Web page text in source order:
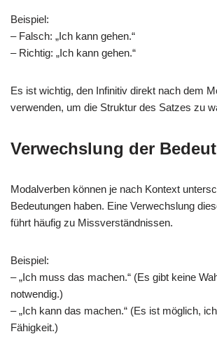
Beispiel:
– Falsch: „Ich kann gehen.“
– Richtig: „Ich kann gehen.“
Es ist wichtig, den Infinitiv direkt nach dem
verwenden, um die Struktur des Satzes zu
Verwechslung der
Modalverben können je nach Kontext
Bedeutungen haben. Eine Verwechslung
führt häufig zu Missverständnissen.
Beispiel:
– „Ich muss das machen.“ (Es gibt keine
notwendig.)
– „Ich kann das machen.“ (Es ist möglich,
Fähigkeit.)